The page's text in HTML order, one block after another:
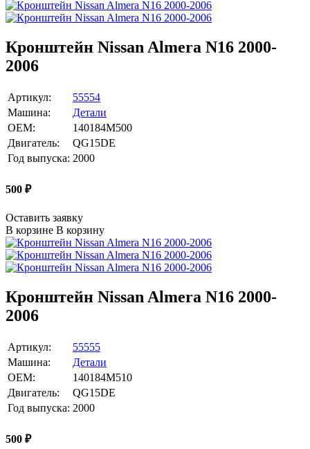
Кронштейн Nissan Almera N16 2000-
2006
Артикул:
55554
Машина:
Детали
OEM:
140184M500
Двигатель:
QG15DE
Год выпуска: 2000
500 ₽
Оставить заявку
В корзине В корзину
Кронштейн Nissan Almera N16 2000-
2006
Артикул:
55555
Машина:
Детали
OEM:
140184M510
Двигатель:
QG15DE
Год выпуска: 2000
500 ₽